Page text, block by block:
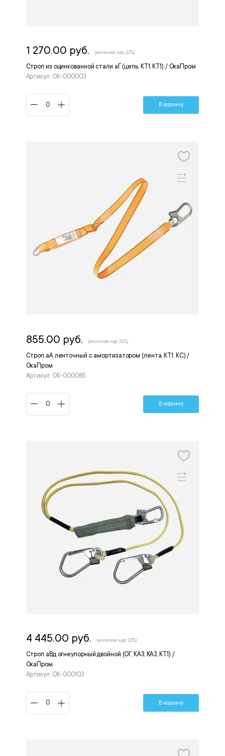
Строп из оцинкованной стали аГ (цепь, КТ1, КТ1) / ОкаПром
Артикул: OK-000003
1 270.00 руб. (включая ндс 22%)
В корзину
Строп аА ленточный с амортизатором (лента, КТ1, КС) /
ОкаПром
Артикул: ОК-000085
855.00 руб. (включая ндс 22%)
В корзину
Строп аВд огнеупорный двойной (ОГ, КА3, КА3, КТ1) /
ОкаПром
Артикул: ОК-000103
4 445.00 руб. (включая ндс 22%)
В корзину